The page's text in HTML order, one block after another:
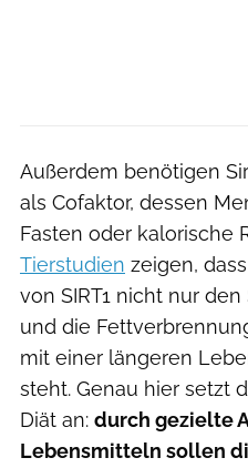
Außerdem benötigen
als Cofaktor, dessen
Fasten oder kalorische
Tierstudien zeigen,
von SIRT1 nicht nur
und die
mit einer längeren
steht. Genau hier setzt
Diät an: durch gezielte
Lebensmitteln sollen